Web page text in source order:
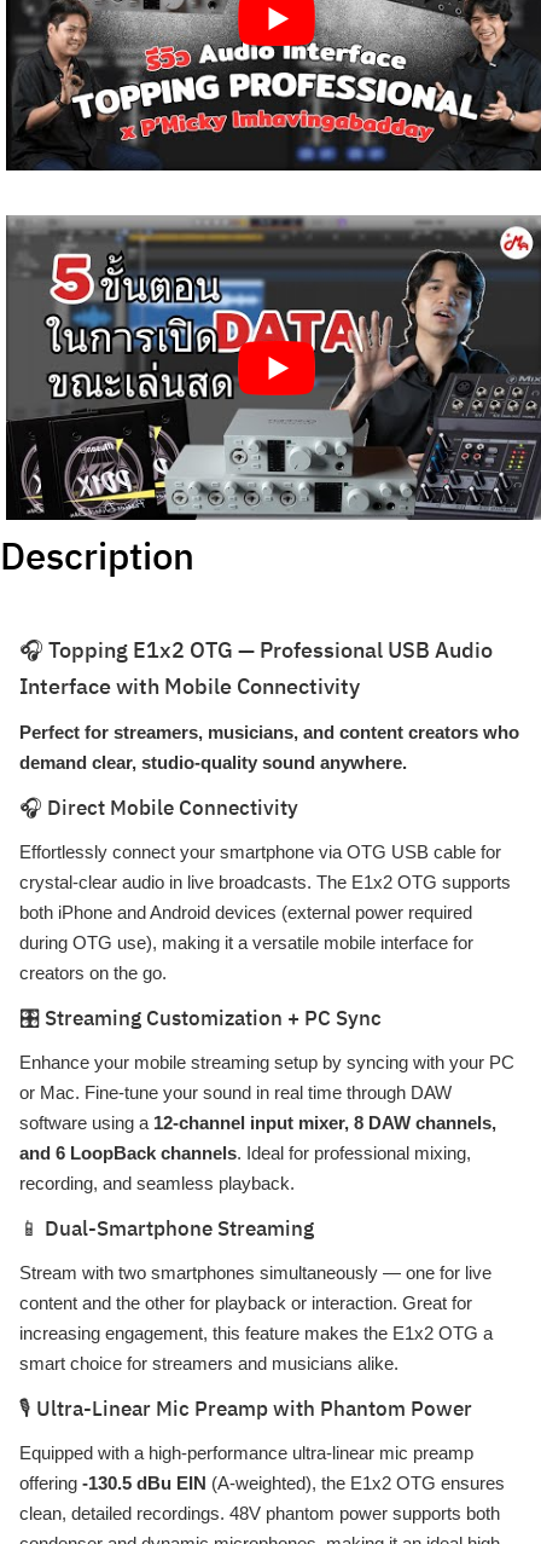
Description
🎧 Topping E1x2 OTG — Professional USB Audio
Interface with Mobile Connectivity
Perfect for streamers, musicians, and content creators who
demand clear, studio-quality sound anywhere.
🎧 Direct Mobile Connectivity
Effortlessly connect your smartphone via OTG USB cable for
crystal-clear audio in live broadcasts. The E1x2 OTG supports
both iPhone and Android devices (external power required
during OTG use), making it a versatile mobile interface for
creators on the go.
🎛️ Streaming Customization + PC Sync
Enhance your mobile streaming setup by syncing with your PC
or Mac. Fine-tune your sound in real time through DAW
software using a 12-channel input mixer, 8 DAW channels,
and 6 LoopBack channels. Ideal for professional mixing,
recording, and seamless playback.
📱 Dual-Smartphone Streaming
Stream with two smartphones simultaneously — one for live
content and the other for playback or interaction. Great for
increasing engagement, this feature makes the E1x2 OTG a
smart choice for streamers and musicians alike.
🎙️ Ultra-Linear Mic Preamp with Phantom Power
Equipped with a high-performance ultra-linear mic preamp
offering -130.5 dBu EIN (A-weighted), the E1x2 OTG ensures
clean, detailed recordings. 48V phantom power supports both